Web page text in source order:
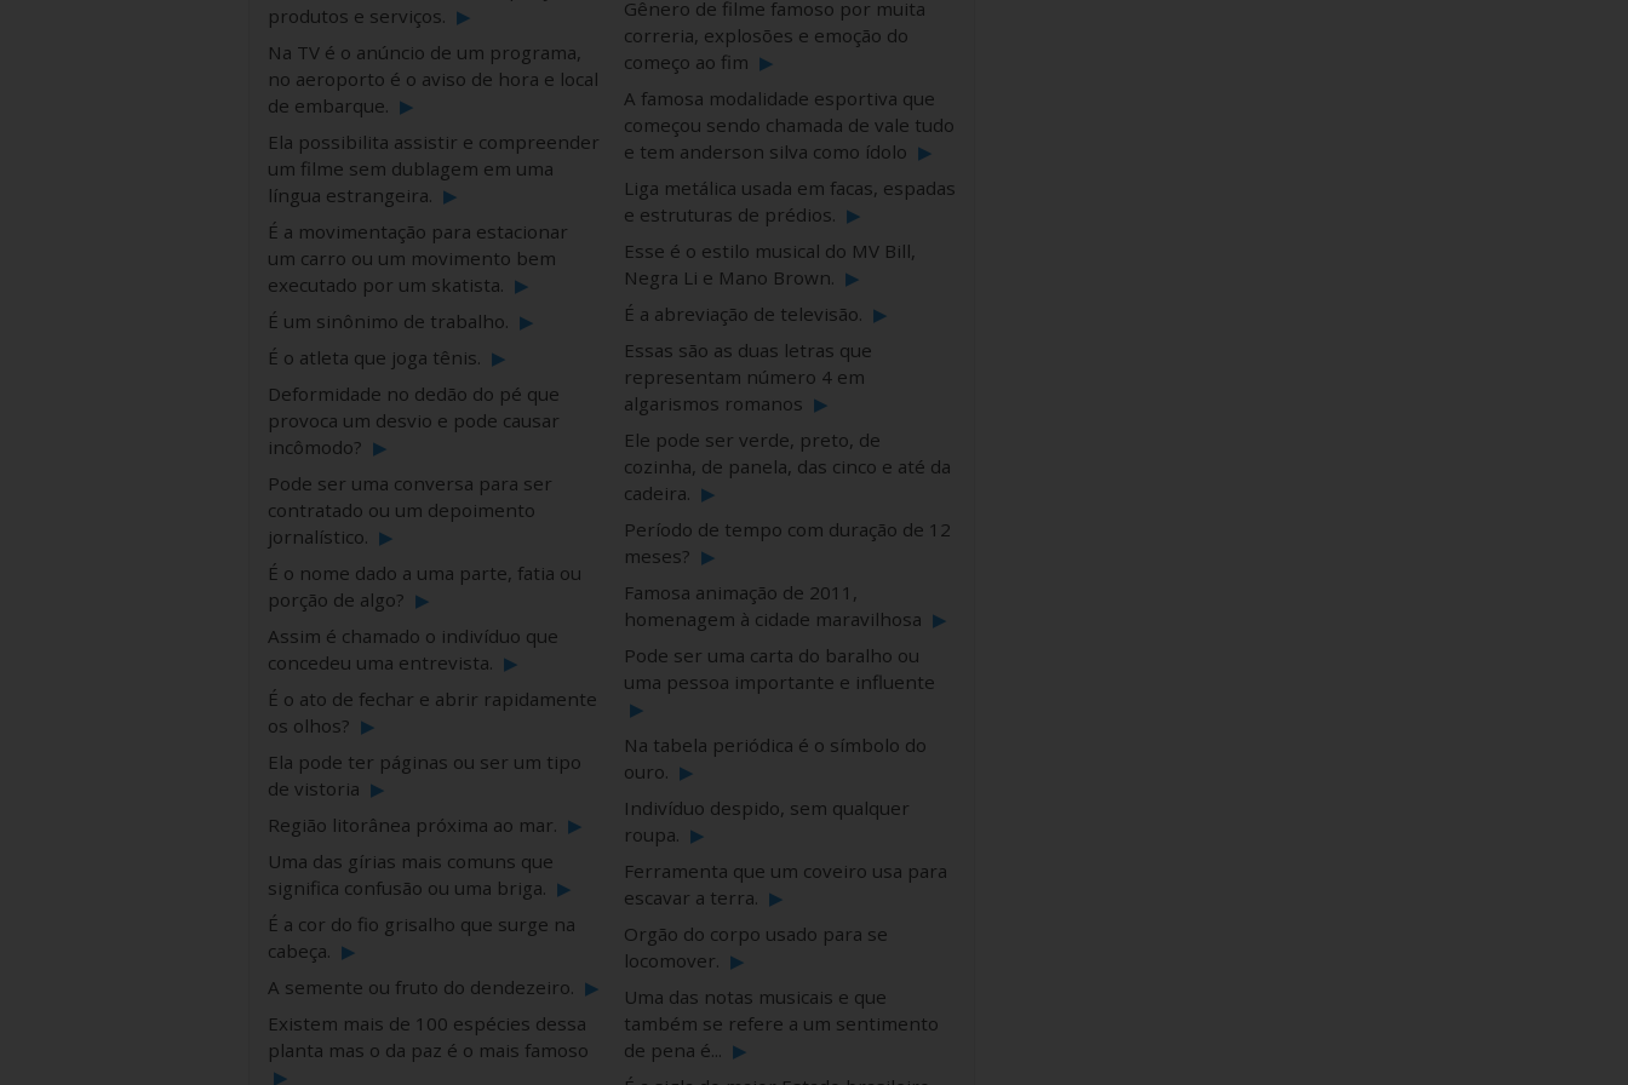
produtos e serviços. ▶
Na TV é o anúncio de um programa,
no aeroporto é o aviso de hora e local
de embarque. ▶
Ela possibilita assistir e compreender
um filme sem dublagem em uma
língua estrangeira. ▶
É a movimentação para estacionar
um carro ou um movimento bem
executado por um skatista. ▶
É um sinônimo de trabalho. ▶
É o atleta que joga tênis. ▶
Deformidade no dedão do pé que
provoca um desvio e pode causar
incômodo? ▶
Pode ser uma conversa para ser
contratado ou um depoimento
jornalístico. ▶
É o nome dado a uma parte, fatia ou
porção de algo? ▶
Assim é chamado o indivíduo que
concedeu uma entrevista. ▶
É o ato de fechar e abrir rapidamente
os olhos? ▶
Ela pode ter páginas ou ser um tipo
de vistoria ▶
Região litorânea próxima ao mar. ▶
Uma das gírias mais comuns que
significa confusão ou uma briga. ▶
É a cor do fio grisalho que surge na
cabeça. ▶
A semente ou fruto do dendezeiro. ▶
Existem mais de 100 espécies dessa
planta mas o da paz é o mais famoso
▶
Gênero de filme famoso por muita
correria, explosões e emoção do
começo ao fim ▶
A famosa modalidade esportiva que
começou sendo chamada de vale tudo
e tem anderson silva como ídolo ▶
Liga metálica usada em facas, espadas
e estruturas de prédios. ▶
Esse é o estilo musical do MV Bill,
Negra Li e Mano Brown. ▶
É a abreviação de televisão. ▶
Essas são as duas letras que
representam número 4 em
algarismos romanos ▶
Ele pode ser verde, preto, de
cozinha, de panela, das cinco e até da
cadeira. ▶
Período de tempo com duração de 12
meses? ▶
Famosa animação de 2011,
homenagem à cidade maravilhosa ▶
Pode ser uma carta do baralho ou
uma pessoa importante e influente
▶
Na tabela periódica é o símbolo do
ouro. ▶
Indivíduo despido, sem qualquer
roupa. ▶
Ferramenta que um coveiro usa para
escavar a terra. ▶
Orgão do corpo usado para se
locomover. ▶
Uma das notas musicais e que
também se refere a um sentimento
de pena é... ▶